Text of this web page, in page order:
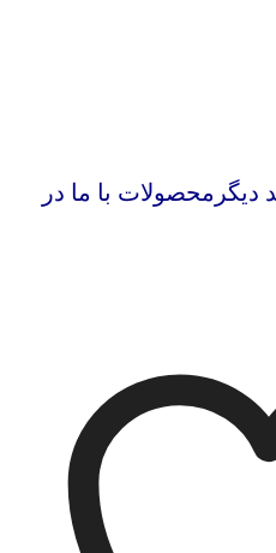
با ما در